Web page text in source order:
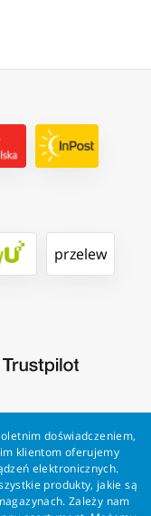
przelew
doświadczeniem,
klientom oferujemy
elektronicznych.
produkty, jakie są
Zależy nam